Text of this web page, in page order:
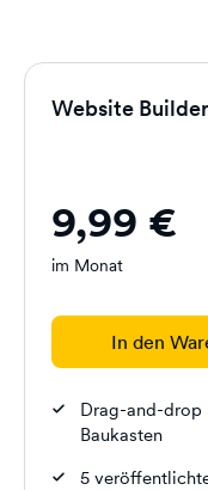
Website
9,99 €
im Monat
In den
Drag-and-drop
Baukasten
5